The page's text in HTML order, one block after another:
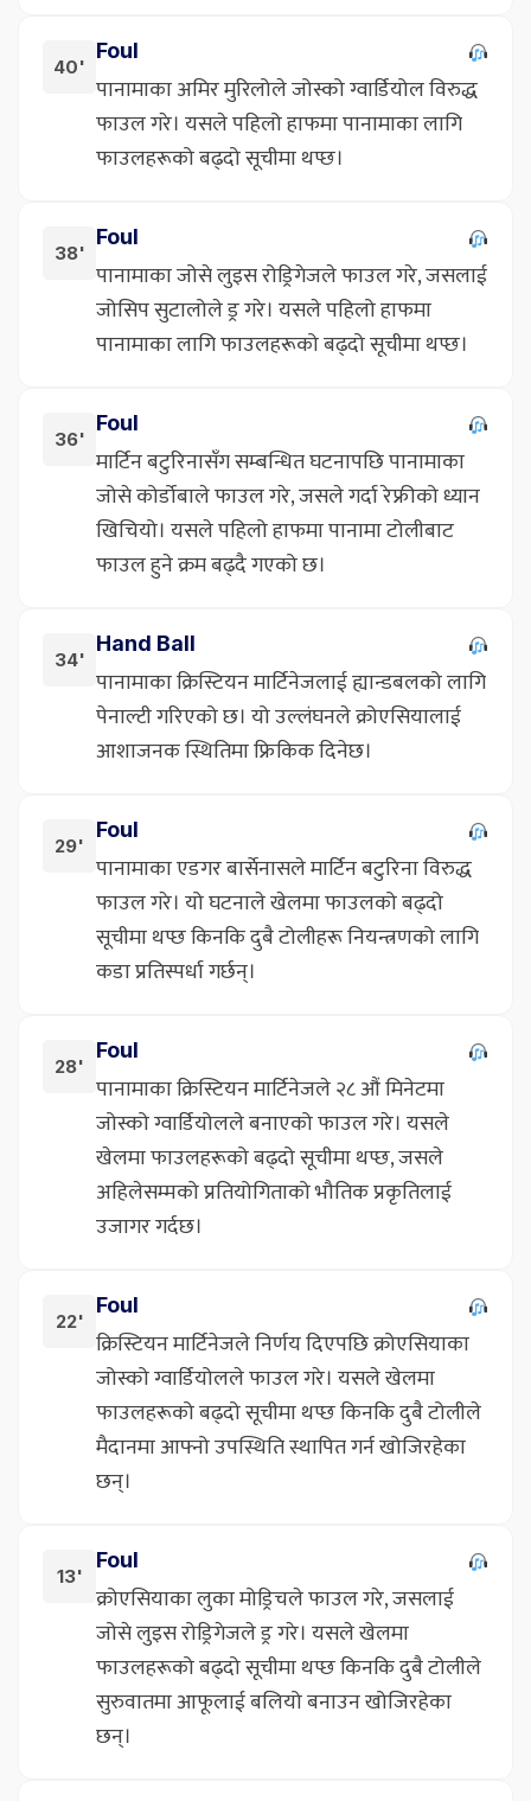
40'
Foul
पानामाका अमिर मुरिलोले जोस्को ग्वार्डियोल विरुद्ध
फाउल गरे। यसले पहिलो हाफमा पानामाका लागि
फाउलहरूको बढ्दो सूचीमा थप्छ।
38'
Foul
पानामाका जोसे लुइस रोड्रिगेजले फाउल गरे, जसलाई
जोसिप सुटालोले ड्र गरे। यसले पहिलो हाफमा
पानामाका लागि फाउलहरूको बढ्दो सूचीमा थप्छ।
36'
Foul
मार्टिन बटुरिनासँग सम्बन्धित घटनापछि पानामाका
जोसे कोर्डोबाले फाउल गरे, जसले गर्दा रेफ्रीको ध्यान
खिचियो। यसले पहिलो हाफमा पानामा टोलीबाट
फाउल हुने क्रम बढ्दै गएको छ।
34'
Hand Ball
पानामाका क्रिस्टियन मार्टिनेजलाई ह्यान्डबलको लागि
पेनाल्टी गरिएको छ। यो उल्लंघनले क्रोएसियालाई
आशाजनक स्थितिमा फ्रिकिक दिनेछ।
29'
Foul
पानामाका एडगर बार्सेनासले मार्टिन बटुरिना विरुद्ध
फाउल गरे। यो घटनाले खेलमा फाउलको बढ्दो
सूचीमा थप्छ किनकि दुबै टोलीहरू नियन्त्रणको लागि
कडा प्रतिस्पर्धा गर्छन्।
28'
Foul
पानामाका क्रिस्टियन मार्टिनेजले २८ औं मिनेटमा
जोस्को ग्वार्डियोलले बनाएको फाउल गरे। यसले
खेलमा फाउलहरूको बढ्दो सूचीमा थप्छ, जसले
अहिलेसम्मको प्रतियोगिताको भौतिक प्रकृतिलाई
उजागर गर्दछ।
22'
Foul
क्रिस्टियन मार्टिनेजले निर्णय दिएपछि क्रोएसियाका
जोस्को ग्वार्डियोलले फाउल गरे। यसले खेलमा
फाउलहरूको बढ्दो सूचीमा थप्छ किनकि दुबै टोलीले
मैदानमा आफ्नो उपस्थिति स्थापित गर्न खोजिरहेका
छन्।
13'
Foul
क्रोएसियाका लुका मोड्रिचले फाउल गरे, जसलाई
जोसे लुइस रोड्रिगेजले ड्र गरे। यसले खेलमा
फाउलहरूको बढ्दो सूचीमा थप्छ किनकि दुबै टोलीले
सुरुवातमा आफूलाई बलियो बनाउन खोजिरहेका
छन्।